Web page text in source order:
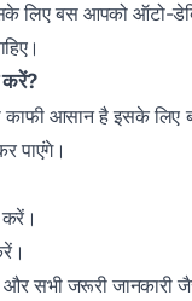
लिए बस आपको ऑटो-
आसान है इसके लिए
पाएंगे।
सभी जरूरी जानकारी